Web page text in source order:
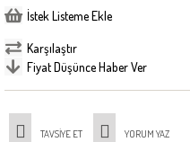
İstek Listeme Ekle
Karşılaştır
Fiyat Düşünce Haber Ver
TAVSIYE ET YORUM YAZ